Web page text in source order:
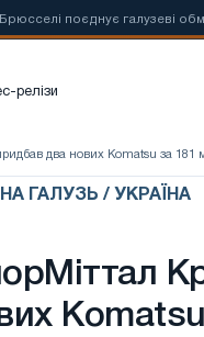
поєднує галузеві
релізи
два нових Komatsu за 181
ГАЛУЗЬ / УКРАЇНА